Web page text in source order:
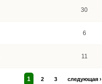
30
6
11
1 2 3 следующая ›